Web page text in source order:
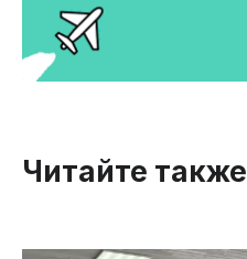
Читайте также